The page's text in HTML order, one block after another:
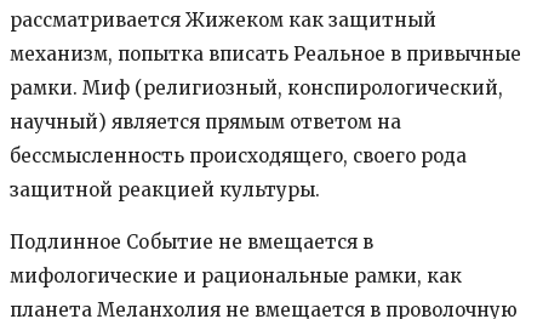
рассматривается Жижеком как защитный
механизм, попытка вписать Реальное в привычные
рамки. Миф (религиозный, конспирологический,
научный) является прямым ответом на
бессмысленность происходящего, своего рода
защитной реакцией культуры.
Подлинное Событие не вмещается в
мифологические и рациональные рамки, как
планета Меланхолия не вмещается в проволочную